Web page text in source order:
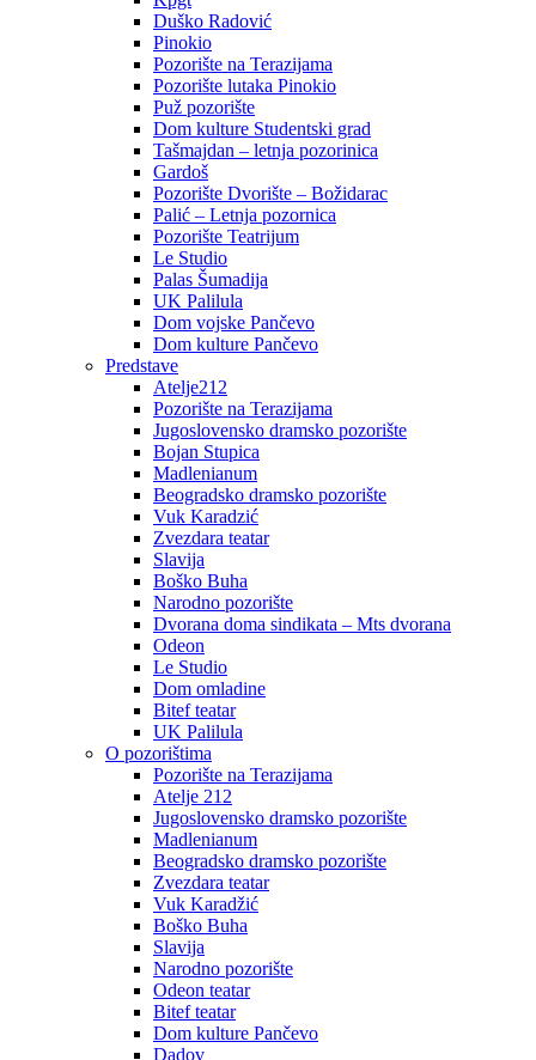
Duško Radović
Pinokio
Pozorište na Terazijama
Pozorište lutaka Pinokio
Puž pozorište
Dom kulture Studentski grad
Tašmajdan – letnja pozorinica
Gardoš
Pozorište Dvorište – Božidarac
Palić – Letnja pozornica
Pozorište Teatrijum
Le Studio
Palas Šumadija
UK Palilula
Dom vojske Pančevo
Dom kulture Pančevo
Predstave
Atelje212
Pozorište na Terazijama
Jugoslovensko dramsko pozorište
Bojan Stupica
Madlenianum
Beogradsko dramsko pozorište
Vuk Karadzić
Zvezdara teatar
Slavija
Boško Buha
Narodno pozorište
Dvorana doma sindikata – Mts dvorana
Odeon
Le Studio
Dom omladine
Bitef teatar
UK Palilula
O pozorištima
Pozorište na Terazijama
Atelje 212
Jugoslovensko dramsko pozorište
Madlenianum
Beogradsko dramsko pozorište
Zvezdara teatar
Vuk Karadžić
Boško Buha
Slavija
Narodno pozorište
Odeon teatar
Bitef teatar
Dom kulture Pančevo
Dadov